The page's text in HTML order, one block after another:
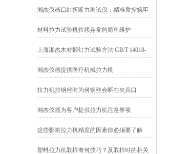
湘杰仪器口红折断力测试仪：精准质控筑牢
材料拉力试验机位移异常的简单维护
上海湘杰木材握钉力试验方法 GB/T 14018-
湘杰仪器提供医疗机械拉力机
拉力机拉钢丝时为何钢丝会断在夹具口
湘杰仪器为客户提供拉力机注意事项
这些影响拉力机精度的因素你必须要了解
塑料拉力机取样有何技巧？及取样时的相关